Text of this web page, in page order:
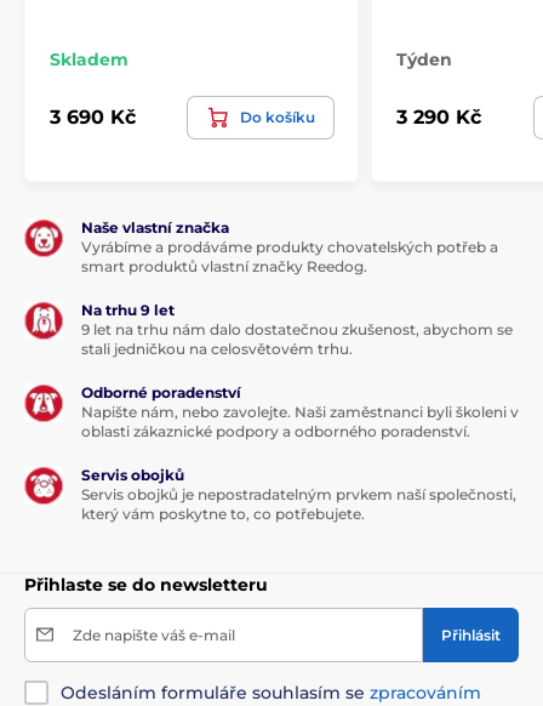
Skladem
3 690 Kč Do košíku
Týden
3 290 Kč
Naše vlastní značka
Vyrábíme a prodáváme produkty chovatelských potřeb a
smart produktů vlastní značky Reedog.
Na trhu 9 let
9 let na trhu nám dalo dostatečnou zkušenost, abychom se
stali jedničkou na celosvětovém trhu.
Odborné poradenství
Napište nám, nebo zavolejte. Naši zaměstnanci byli školeni v
oblasti zákaznické podpory a odborného poradenství.
Servis obojků
Servis obojků je nepostradatelným prvkem naší společnosti,
který vám poskytne to, co potřebujete.
Přihlaste se do newsletteru
Zde napište váš e-mail Přihlásit
Odesláním formuláře souhlasím se zpracováním